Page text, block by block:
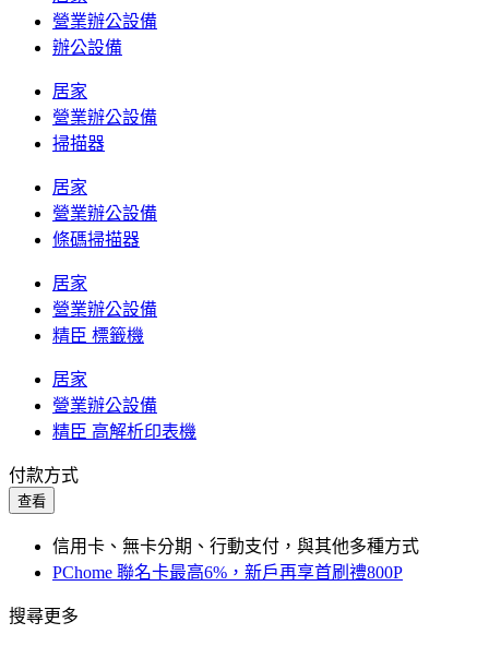
營業辦公設備
辦公設備
居家
營業辦公設備
掃描器
居家
營業辦公設備
條碼掃描器
居家
營業辦公設備
精臣 標籤機
居家
營業辦公設備
精臣 高解析印表機
付款方式
查看
信用卡、無卡分期、行動支付，與其他多種方式
PChome 聯名卡最高6%，新戶再享首刷禮800P
搜尋更多